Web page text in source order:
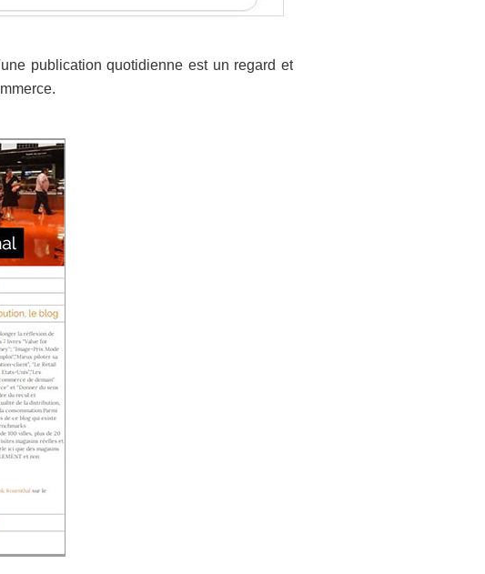
publication quotidienne est un regard et